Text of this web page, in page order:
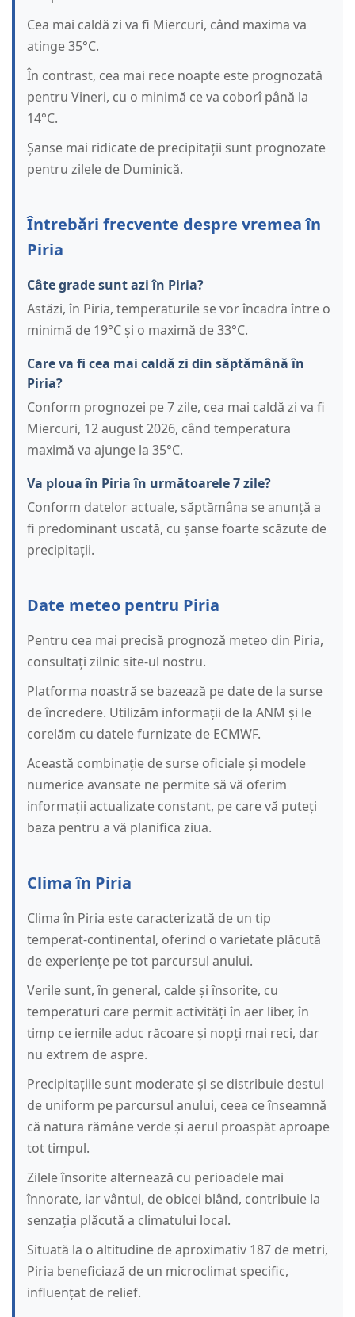
Cea mai caldă zi va fi Miercuri, când maxima va
atinge 35°C.
În contrast, cea mai rece noapte este prognozată
pentru Vineri, cu o minimă ce va coborî până la
14°C.
Șanse mai ridicate de precipitații sunt prognozate
pentru zilele de Duminică.
Întrebări frecvente despre vremea în
Piria
Câte grade sunt azi în Piria?
Astăzi, în Piria, temperaturile se vor încadra între o
minimă de 19°C și o maximă de 33°C.
Care va fi cea mai caldă zi din săptămână în
Piria?
Conform prognozei pe 7 zile, cea mai caldă zi va fi
Miercuri, 12 august 2026, când temperatura
maximă va ajunge la 35°C.
Va ploua în Piria în următoarele 7 zile?
Conform datelor actuale, săptămâna se anunță a
fi predominant uscată, cu șanse foarte scăzute de
precipitații.
Date meteo pentru Piria
Pentru cea mai precisă prognoză meteo din Piria,
consultați zilnic site-ul nostru.
Platforma noastră se bazează pe date de la surse
de încredere. Utilizăm informații de la ANM și le
corelăm cu datele furnizate de ECMWF.
Această combinație de surse oficiale și modele
numerice avansate ne permite să vă oferim
informații actualizate constant, pe care vă puteți
baza pentru a vă planifica ziua.
Clima în Piria
Clima în Piria este caracterizată de un tip
temperat-continental, oferind o varietate plăcută
de experiențe pe tot parcursul anului.
Verile sunt, în general, calde și însorite, cu
temperaturi care permit activități în aer liber, în
timp ce iernile aduc răcoare și nopți mai reci, dar
nu extrem de aspre.
Precipitațiile sunt moderate și se distribuie destul
de uniform pe parcursul anului, ceea ce înseamnă
că natura rămâne verde și aerul proaspăt aproape
tot timpul.
Zilele însorite alternează cu perioadele mai
înnorate, iar vântul, de obicei blând, contribuie la
senzația plăcută a climatului local.
Situată la o altitudine de aproximativ 187 de metri,
Piria beneficiază de un microclimat specific,
influențat de relief.